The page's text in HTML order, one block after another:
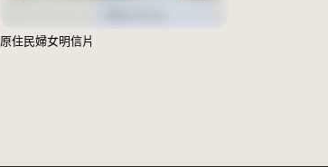
原住民婦女明信片